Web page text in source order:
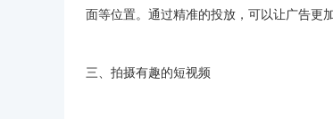
面等位置。通过精准的投放，可以让广告更
三、拍摄有趣的短视频